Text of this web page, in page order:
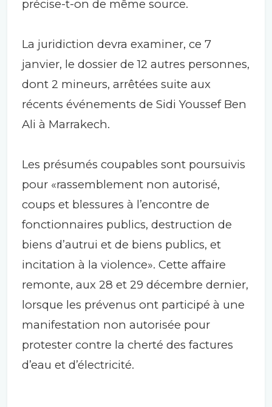
précise-t-on de même source.
La juridiction devra examiner, ce 7
janvier, le dossier de 12 autres personnes,
dont 2 mineurs, arrêtées suite aux
récents événements de Sidi Youssef Ben
Ali à Marrakech.
Les présumés coupables sont poursuivis
pour «rassemblement non autorisé,
coups et blessures à l’encontre de
fonctionnaires publics, destruction de
biens d’autrui et de biens publics, et
incitation à la violence». Cette affaire
remonte, aux 28 et 29 décembre dernier,
lorsque les prévenus ont participé à une
manifestation non autorisée pour
protester contre la cherté des factures
d’eau et d’électricité.